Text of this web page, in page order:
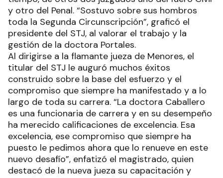
y otro del Penal. “Sostuvo sobre sus hombros
toda la Segunda Circunscripción”, graficó el
presidente del STJ, al valorar el trabajo y la
gestión de la doctora Portales.
Al dirigirse a la flamante jueza de Menores, el
titular del STJ le auguró muchos éxitos
construido sobre la base del esfuerzo y el
compromiso que siempre ha manifestado y a lo
largo de toda su carrera. “La doctora Caballero
es una funcionaria de carrera y en su desempeño
ha merecido calificaciones de excelencia. Esa
excelencia, ese compromiso que siempre ha
puesto le pedimos ahora que lo renueve en este
nuevo desafío”, enfatizó el magistrado, quien
destacó de la nueva jueza su capacitación y